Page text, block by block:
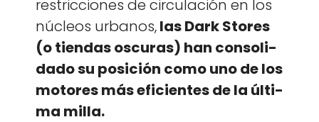
restric­ciones de cir­cu­lación en los
núcleos urbanos,las Dark Stores
(o tien­das oscuras) han con­sol­i­
da­do su posi­ción como uno de los
motores más efi­cientes de la últi­
ma mil­la.